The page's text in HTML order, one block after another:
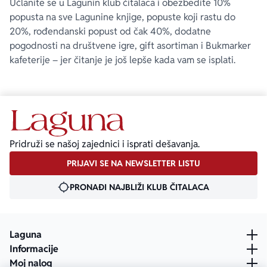
Učlanite se u Lagunin klub čitalaca i obezbedite 10%
popusta na sve Lagunine knjige, popuste koji rastu do
20%, rođendanski popust od čak 40%, dodatne
pogodnosti na društvene igre, gift asortiman i Bukmarker
kafeterije – jer čitanje je još lepše kada vam se isplati.
Pridruži se našoj zajednici i isprati dešavanja.
PRIJAVI SE NA NEWSLETTER LISTU
PRONAĐI NAJBLIŽI KLUB ČITALACA
Laguna
Informacije
Moj nalog